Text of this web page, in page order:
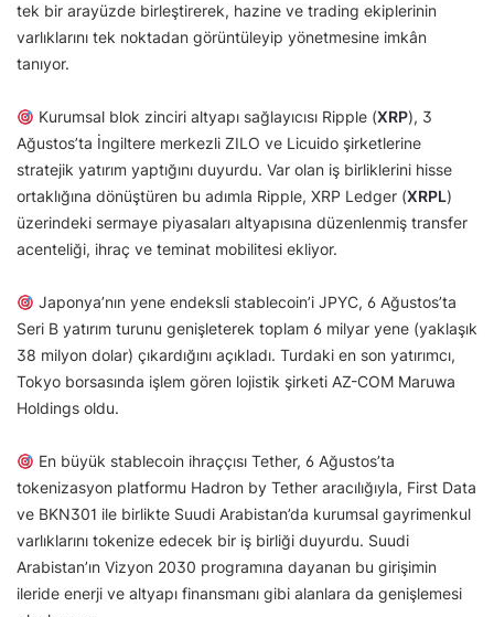
tek bir arayüzde birleştirerek, hazine ve trading ekiplerinin
varlıklarını tek noktadan görüntüleyip yönetmesine imkân
tanıyor.
Kurumsal blok zinciri altyapı sağlayıcısı Ripple (XRP), 3
Ağustos’ta İngiltere merkezli ZILO ve Licuido şirketlerine
stratejik yatırım yaptığını duyurdu. Var olan iş birliklerini hisse
ortaklığına dönüştüren bu adımla Ripple, XRP Ledger (XRPL)
üzerindeki sermaye piyasaları altyapısına düzenlenmiş transfer
acenteliği, ihraç ve teminat mobilitesi ekliyor.
Japonya’nın yene endeksli stablecoin’i JPYC, 6 Ağustos’ta
Seri B yatırım turunu genişleterek toplam 6 milyar yene (yaklaşık
38 milyon dolar) çıkardığını açıkladı. Turdaki en son yatırımcı,
Tokyo borsasında işlem gören lojistik şirketi AZ-COM Maruwa
Holdings oldu.
En büyük stablecoin ihraççısı Tether, 6 Ağustos’ta
tokenizasyon platformu Hadron by Tether aracılığıyla, First Data
ve BKN301 ile birlikte Suudi Arabistan’da kurumsal gayrimenkul
varlıklarını tokenize edecek bir iş birliği duyurdu. Suudi
Arabistan’ın Vizyon 2030 programına dayanan bu girişimin
ileride enerji ve altyapı finansmanı gibi alanlara da genişlemesi